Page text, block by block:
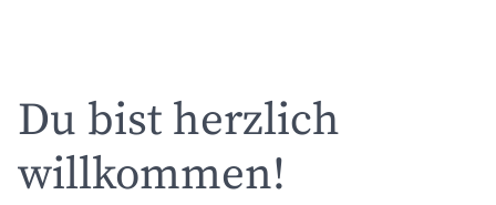
Du bist herzlich
willkommen!